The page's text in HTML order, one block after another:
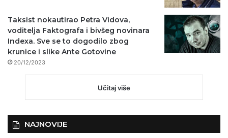
Taksist nokautirao Petra Vidova,
voditelja Faktografa i bivšeg novinara
Indexa. Sve se to dogodilo zbog
krunice i slike Ante Gotovine
20/12/2023
Učitaj više
NAJNOVIJE